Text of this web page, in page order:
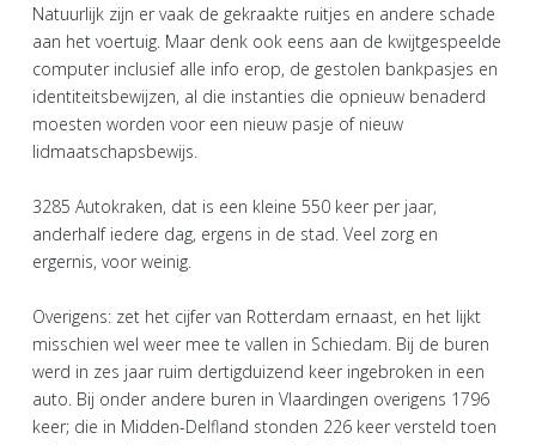
Natuurlijk zijn er vaak de gekraakte ruitjes en andere schade
aan het voertuig. Maar denk ook eens aan de kwijtgespeelde
computer inclusief alle info erop, de gestolen bankpasjes en
identiteitsbewijzen, al die instanties die opnieuw benaderd
moesten worden voor een nieuw pasje of nieuw
lidmaatschapsbewijs.
3285 Autokraken, dat is een kleine 550 keer per jaar,
anderhalf iedere dag, ergens in de stad. Veel zorg en
ergernis, voor weinig.
Overigens: zet het cijfer van Rotterdam ernaast, en het lijkt
misschien wel weer mee te vallen in Schiedam. Bij de buren
werd in zes jaar ruim dertigduizend keer ingebroken in een
auto. Bij onder andere buren in Vlaardingen overigens 1796
keer; die in Midden-Delfland stonden 226 keer versteld toen